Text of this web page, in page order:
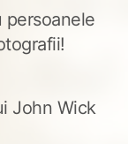
persoanele
John Wick